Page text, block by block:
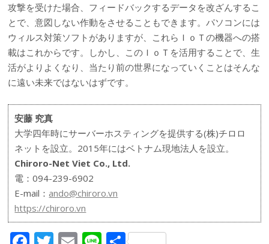
攻撃を受けた場合、フィードバックするデータを改ざんするこ
とで、意図しない作動をさせることもできます。パソコンには
ウィルス対策ソフトがありますが、これらＩｏＴの機器への搭
載はこれからです。しかし、このＩｏＴを活用することで、生
活がよりよくなり、当たり前の世界になっていくことはそんな
に遠い未来ではないはずです。
安藤 究真
大学四年時にサーバーホスティングを提供する(株)チロロ
ネットを設立。2015年にはベトナム現地法人を設立。
Chiroro-Net Viet Co., Ltd.
電：094-239-6902
E-mail： ando@chiroro.vn
https://chiroro.vn